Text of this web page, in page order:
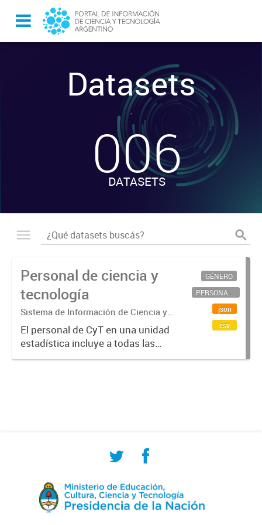
Datasets
-
006
DATASETS
Personal de ciencia y
tecnología
Sistema de Información de Ciencia y
Tecnología Argentino (SICYTAR)
El personal de CyT en una unidad
estadística incluye a todas las
personas involucradas
GÉNERO
PERSONAL CIENTÍFICO-TECNOLÓGICO
json
csv